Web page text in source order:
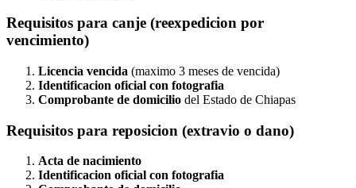
Requisitos para canje (reexpedicion por
vencimiento)
Licencia vencida (maximo 3 meses de vencida)
Identificacion oficial con fotografia
Comprobante de domicilio del Estado de Chiapas
Requisitos para reposicion (extravio o dano)
Acta de nacimiento
Identificacion oficial con fotografia